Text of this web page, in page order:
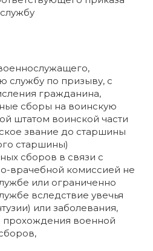
службу по призыву, с
гражданина,
сборы на воинскую
штатом воинской части
звание до старшины
старшины)
сборов в связи с
врачебной комиссией не
или ограниченно
вследствие увечья
или заболевания,
прохождения военной